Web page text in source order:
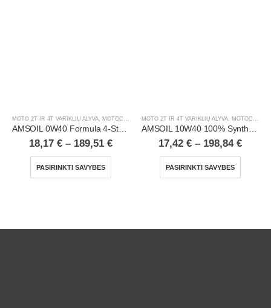
MOTO 2T IR 4T VARIKLIŲ ALYVA MOTOCIKLAI, ATV/UTV
AMSOIL 0W40 Formula 4-Stroke® Powersports Synthetic Motor Oil
18,17 € – 189,51 €
PASIRINKTI SAVYBES
MOTO 2T IR 4T VARIKLIŲ ALYVA MOTOCIKLAI, ATV/UTV
17,42 € – 198,84 €
PASIRINKTI SAVYBES